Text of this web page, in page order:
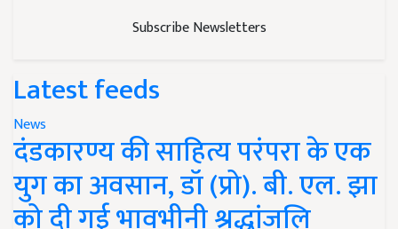
Subscribe Newsletters
Latest feeds
News
दंडकारण्य की साहित्य परंपरा के एक
युग का अवसान, डॉ (प्रो). बी. एल. झा